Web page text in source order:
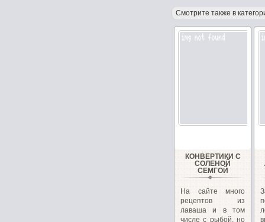
Смотрите также в
КОНВЕРТИКИ С
СОЛЕНОЙ
СЕМГОЙ
На сайте много
рецептов из
лаваша и в том
числе с рыбой, но